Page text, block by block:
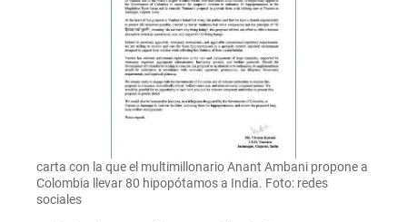
carta con la que el multimillonario Anant Ambani propone a
Colombia llevar 80 hipopótamos a India. Foto: redes
sociales